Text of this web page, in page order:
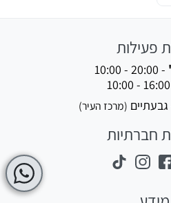
פעילות
-
10:00 - 20:00
10:00 - 16:00
(מרכז העיר)
חברתיות